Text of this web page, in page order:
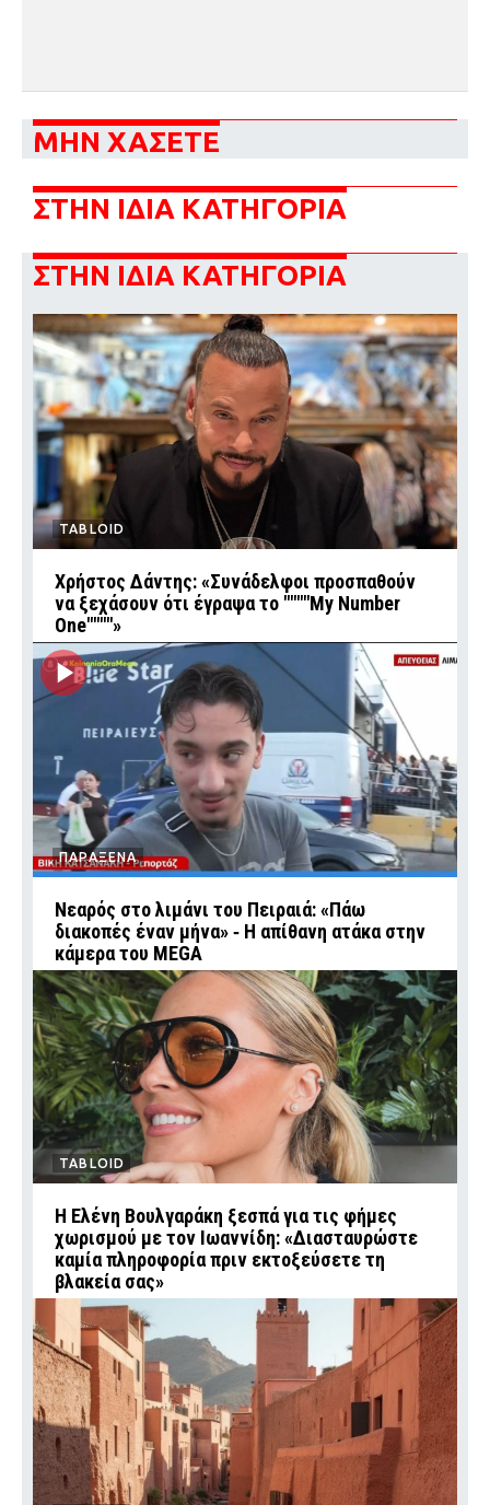
ΜΗΝ ΧΑΣΕΤΕ
ΣΤΗΝ ΙΔΙΑ ΚΑΤΗΓΟΡΙΑ
ΣΤΗΝ ΙΔΙΑ ΚΑΤΗΓΟΡΙΑ
TABLOID
Χρήστος Δάντης: «Συνάδελφοι προσπαθούν
να ξεχάσουν ότι έγραψα το """"My Number
One""""»
ΠΑΡΑΞΕΝΑ
Νεαρός στο λιμάνι του Πειραιά: «Πάω
διακοπές έναν μήνα» ‑ Η απίθανη ατάκα στην
κάμερα του MEGA
TABLOID
Η Ελένη Βουλγαράκη ξεσπά για τις φήμες
χωρισμού με τον Ιωαννίδη: «Διασταυρώστε
καμία πληροφορία πριν εκτοξεύσετε τη
βλακεία σας»